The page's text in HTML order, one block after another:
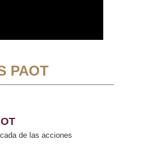
PAOT
de las acciones